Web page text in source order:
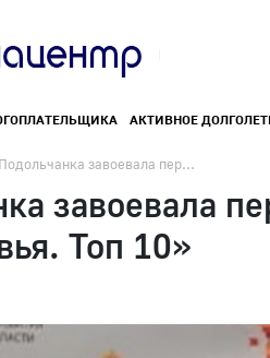
АКТИВНОЕ
Подольчанка завоевала пер...
завоевала
Топ 10»